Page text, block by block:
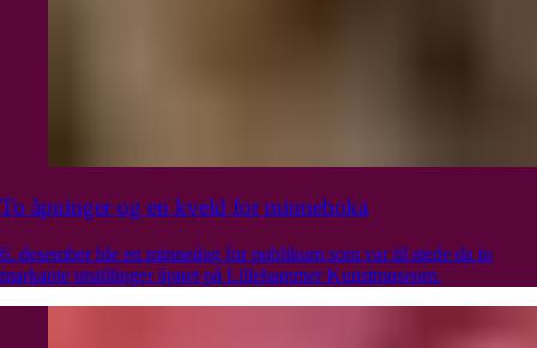
To åpninger og en kveld for minneboka
6. desember ble en minnedag for publikum som var til stede da to
markante utstillinger åpnet på Lillehammer Kunstmuseum.